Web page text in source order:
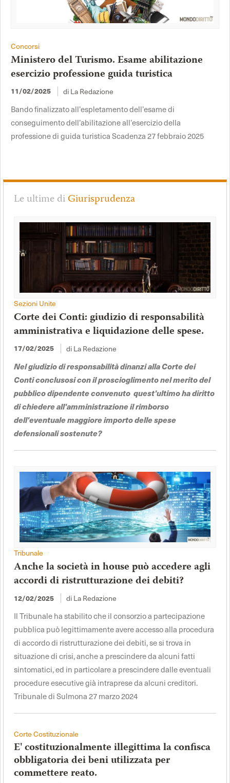
Concorsi
Ministero del Turismo. Esame abilitazione
esercizio professione guida turistica
11/02/2025 di La Redazione
Bando finalizzato all’espletamento dell’esame di
conseguimento dell’abilitazione all’esercizio della
professione di guida turistica Scadenza 27 febbraio 2025
Le ultime diGiurisprudenza
Sezioni Unite
Corte dei Conti: giudizio di responsabilità
amministrativa e liquidazione delle spese.
17/02/2025
di La Redazione
Nel giudizio di responsabilità dinanzi alla Corte dei
Conti conclusosi con il proscioglimento nel merito del
pubblico dipendente convenuto quest'ultimo ha diritto
di chiedere all'amministrazione il rimborso
dell'eventuale maggiore importo delle spese
defensionali sostenute?
Tribunale
Anche la società in house può accedere agli
accordi di ristrutturazione dei debiti?
12/02/2025 di La Redazione
Il Tribunale ha stabilito che il consorzio a partecipazione
pubblica può legittimamente avere accesso alla procedura
di accordo di ristrutturazione dei debiti, se si trova in
situazione di crisi, anche a prescindere da alcuni fatti
sintomatici, ed in particolare a prescindere dalle eventuali
procedure esecutive già intraprese da alcuni creditori.
Tribunale di Sulmona 27 marzo 2024
Corte Costituzionale
E' costituzionalmente illegittima la confisca
obbligatoria dei beni utilizzata per
commettere reato.